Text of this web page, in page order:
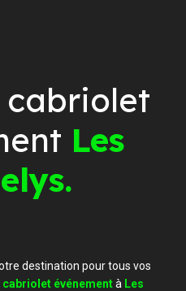
cabriolet
Les
destination pour tous vos
cabriolet événementà Les